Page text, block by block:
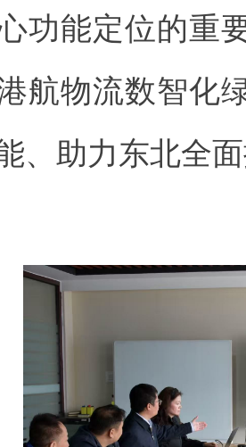
功能定位的重
航物流数智化
、助力东北全